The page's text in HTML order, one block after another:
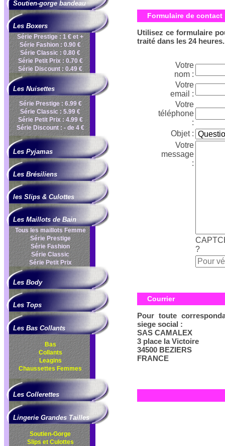
Soutien-gorge bandeau
Les Boxers
Série Prestige : 1 € et +
Série Fashion : 0.90 €
Série Classic : 0.80 €
Série Petit Prix : 0.70 €
Série Discount : 0.49 €
Les Nuisettes
Série Prestige : 6.99 €
Série Classic : 5.99 €
Série Petit Prix : 4.99 €
Série Discount : - de 4 €
Les Pyjamas
Les Brésiliens
les Slips & Culottes
Les Maillots de Bain
Tous les maillots Femme
Série Prestige
Série Fashion
Série Classic
Série Petit Prix
Les Body
Les Tops
Les Bas Collants
Bas
Collants
Leagins
Chaussettes Femmes
Les Collerettes
Lingerie Grandes Tailles
Soutien-Gorge
Slips et Culottes
Formulaire de contact
Utilisez ce formulaire
traité dans les 24 heures.
Votre
nom :
Votre
email :
Votre
téléphone
:
Objet :
Votre
message
:
?
Courrier
Pour toute
siege social :
SAS CAMALEX
3 place la Victoire
34500 BEZIERS
FRANCE